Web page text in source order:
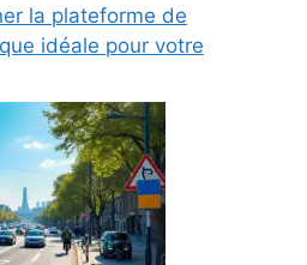
la plateforme de
idéale pour votre